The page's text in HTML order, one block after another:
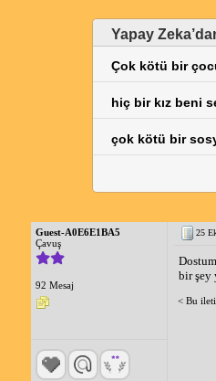
Yapay
Çok kötü bir
hiç bir kız beni
çok kötü bir
Guest-A0E6E1BA5
Çavuş
92 Mesaj
25
bir şey
< Bu